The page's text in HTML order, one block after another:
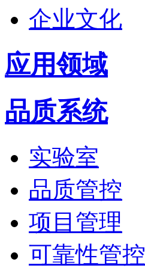
企业文化
应用领域
品质系统
实验室
品质管控
项目管理
可靠性管控